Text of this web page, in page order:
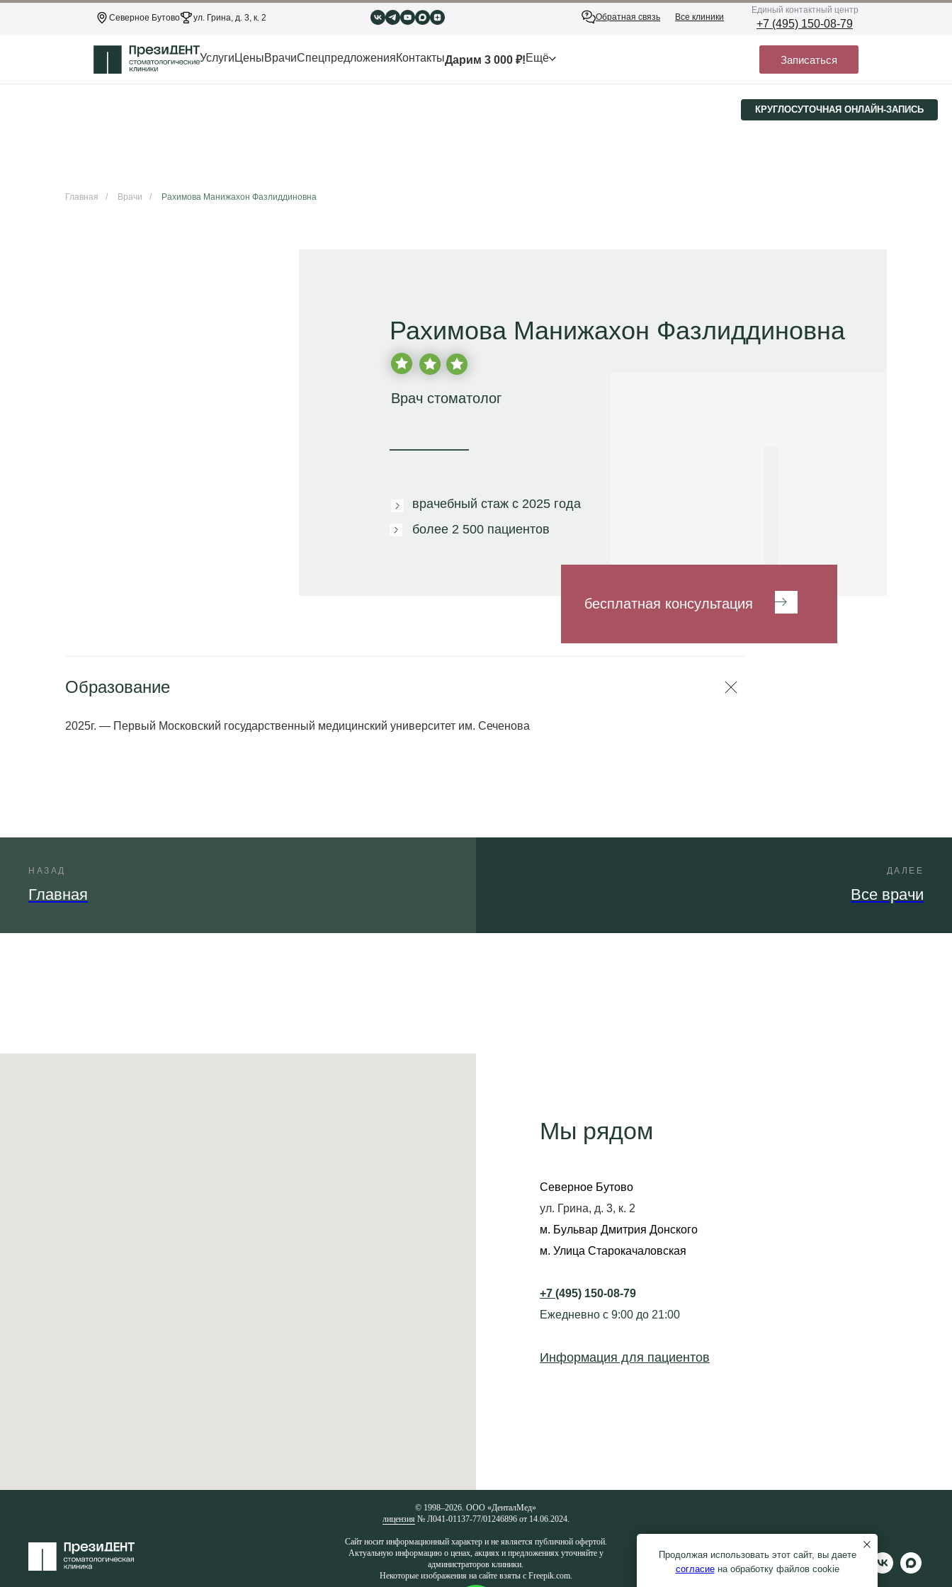
Обратная связь Все клиники
Eдиный контактный центр
+7 (495) 150-08-79
Северное Бутово ул. Грина, д. 3, к. 2
Услуги ЦеныВрачиСпецпредложенияКонтактыДарим 3 000 ₽!Ещё Записаться
КРУГЛОСУТОЧНАЯ ОНЛАЙН-ЗАПИСЬ
Главная / Врачи / Рахимова Манижахон Фазлиддиновна
Рахимова Манижахон Фазлиддиновна
врачебный стаж с 2025 года
более 2 500 пациентов
Врач стоматолог
бесплатная консультация
Образование
2025г. — Первый Московский государственный медицинский университет им. Сеченова
НАЗАД
Главная
ДАЛЕЕ
Все врачи
Мы рядом
Северное Бутово
ул. Грина, д. 3, к. 2
м. Бульвар Дмитрия Донского
м. Улица Старокачаловская
+7 (495) 150-08-79
Ежедневно с 9:00 до 21:00
Информация для пациентов
Продолжая использовать этот сайт, вы даете
согласиена обработку файлов cookie
© 1998–2026. ООО «ДенталМед»
лицензия № Л041-01137-77/01246896 от 14.06.2024.
Сайт носит информационный характер и не является публичной офертой.
Актуальную информацию о ценах, акциях и предложениях уточняйте у
администраторов клиники.
Некоторые изображения на сайте взяты с Freepik.com.